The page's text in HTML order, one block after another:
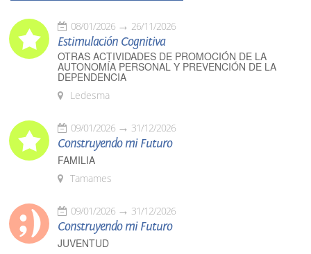
08/01/2026 26/11/2026
Estimulación Cognitiva
OTRAS ACTIVIDADES DE PROMOCIÓN DE LA
AUTONOMÍA PERSONAL Y PREVENCIÓN DE LA
DEPENDENCIA
Ledesma
09/01/2026 31/12/2026
Construyendo mi Futuro
FAMILIA
Tamames
09/01/2026 31/12/2026
Construyendo mi Futuro
JUVENTUD